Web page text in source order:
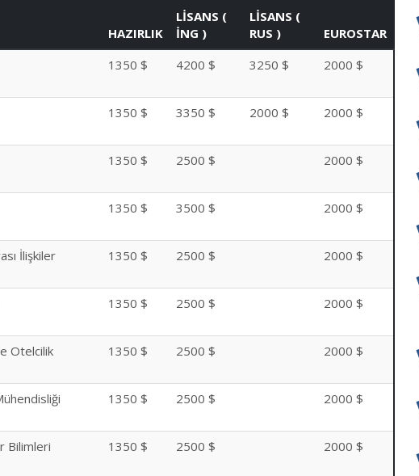
HAZIRLIK
LİSANS (
İNG )
LİSANS (
RUS )
EUROSTAR
1350 $ 4200 $ 3250 $ 2000 $
1350 $ 3350 $ 2000 $ 2000 $
1350 $ 2500 $ 2000 $
1350 $ 3500 $ 2000 $
İlişkiler 1350 $ 2500 $ 2000 $
1350 $ 2500 $ 2000 $
Otelcilik 1350 $ 2500 $ 2000 $
1350 $ 2500 $ 2000 $
Bilimleri 1350 $ 2500 $ 2000 $